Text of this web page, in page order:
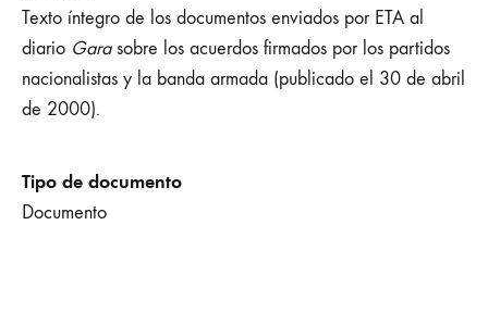
Texto íntegro de los documentos enviados por ETA al
diario Garasobre los acuerdos firmados por los partidos
nacionalistas y la banda armada (publicado el 30 de abril
de 2000).
Tipo de documento
Documento